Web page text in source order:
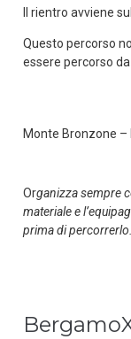
Il rientro avviene
Questo percorso
essere percorso
Monte Bronzone –
Organizza sempre
materiale e
prima di percorrerlo.